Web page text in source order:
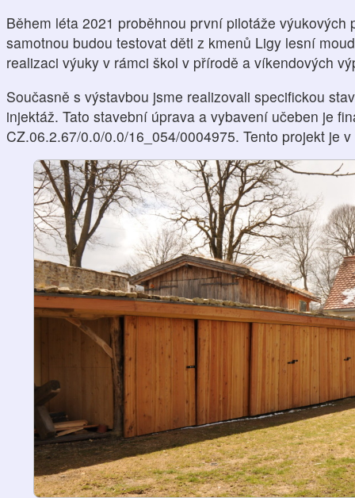
Během léta 2021 proběhnou první pilotáže výukových
samotnou budou testovat děti z kmenů Ligy lesní
realizaci výuky v rámci škol v přírodě a víkendových
Současně s výstavbou jsme realizovali specifickou
injektáž. Tato stavební úprava a vybavení učeben je
CZ.06.2.67/0.0/0.0/16_054/0004975. Tento projekt je